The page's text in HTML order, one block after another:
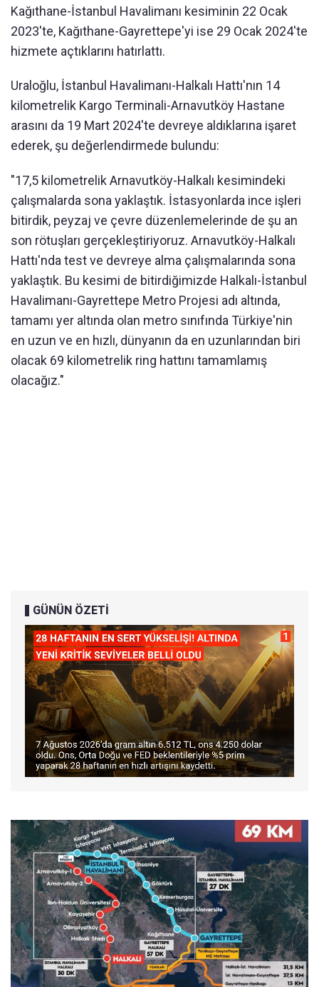
Kağıthane-İstanbul Havalimanı kesiminin 22 Ocak
2023'te, Kağıthane-Gayrettepe'yi ise 29 Ocak 2024'te
hizmete açtıklarını hatırlattı.
Uraloğlu, İstanbul Havalimanı-Halkalı Hattı'nın 14
kilometrelik Kargo Terminali-Arnavutköy Hastane
arasını da 19 Mart 2024'te devreye aldıklarına işaret
ederek, şu değerlendirmede bulundu:
"17,5 kilometrelik Arnavutköy-Halkalı kesimindeki
çalışmalarda sona yaklaştık. İstasyonlarda ince işleri
bitirdik, peyzaj ve çevre düzenlemelerinde de şu an
son rötuşları gerçekleştiriyoruz. Arnavutköy-Halkalı
Hattı'nda test ve devreye alma çalışmalarında sona
yaklaştık. Bu kesimi de bitirdiğimizde Halkalı-İstanbul
Havalimanı-Gayrettepe Metro Projesi adı altında,
tamamı yer altında olan metro sınıfında Türkiye'nin
en uzun ve en hızlı, dünyanın da en uzunlarından biri
olacak 69 kilometrelik ring hattını tamamlamış
olacağız."
GÜNÜN ÖZETİ